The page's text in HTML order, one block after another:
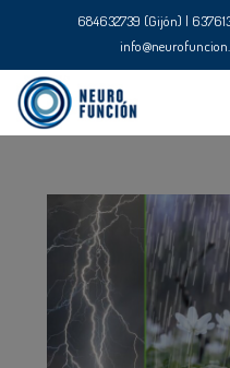
684632739 (Gijón) |